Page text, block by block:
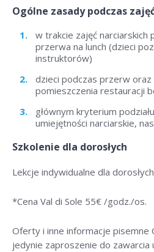
Ogólne zasady podczas
w trakcie zajęć narciarskich
przerwa na lunch (dzieci
instruktorów)
dzieci podczas przerw
pomieszczenia restauracji
głównym kryterium
umiejętności narciarskie,
Szkolenie dla dorosłych
Lekcje indywidualne dla
*Cena Val di Sole 55€ /godz./os.
Oferty i inne informacje pisemne
jedynie zaproszenie do